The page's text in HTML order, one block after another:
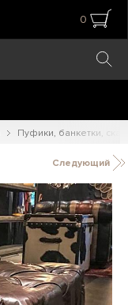
0
Пуфики, банкетки,
Следующий